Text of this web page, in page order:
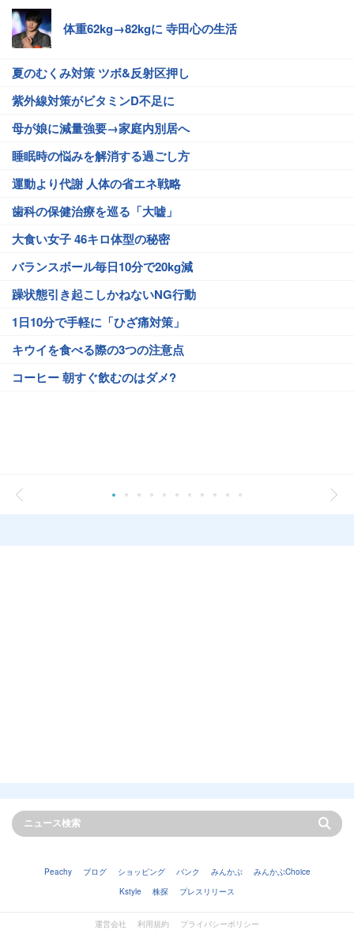
体重62kg→82kgに 寺田心の生活
夏のむくみ対策 ツボ&反射区押し
紫外線対策がビタミンD不足に
母が娘に減量強要→家庭内別居へ
睡眠時の悩みを解消する過ごし方
運動より代謝 人体の省エネ戦略
歯科の保健治療を巡る「大嘘」
大食い女子 46キロ体型の秘密
バランスボール毎日10分で20kg減
躁状態引き起こしかねないNG行動
1日10分で手軽に「ひざ痛対策」
キウイを食べる際の3つの注意点
コーヒー 朝すぐ飲むのはダメ?
Peachy ブログ ショッピング バンク みんかぶ
みんかぶChoice
Kstyle
株探 プレスリリース
運営会社 利用規約
プライバシーポリシー